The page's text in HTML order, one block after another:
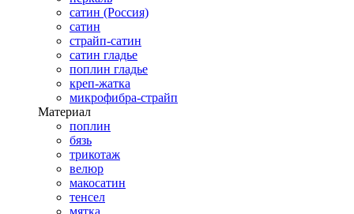
сатин (Россия)
сатин
страйп-сатин
сатин гладье
поплин гладье
креп-жатка
микрофибра-страйп
Материал
поплин
бязь
трикотаж
велюр
макосатин
тенсел
мятка